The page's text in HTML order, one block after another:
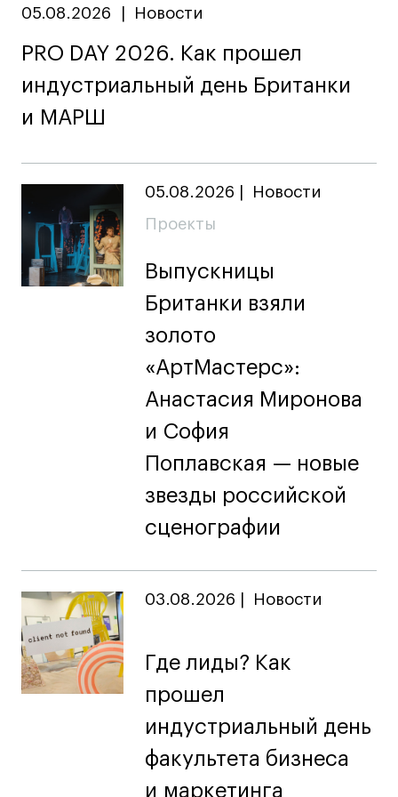
Ресурсы
Партнеры
Связи с индустрией
Контакты
Поступающим
Условия поступления
Стоимость обучения
Иностранным студентам
График учебного года
Вопросы и ответы
Ассоциация выпускников
Участие в выставках
Летние стажировки
Проекты студентов
Работы студентов
«Живые» проекты
Участие в выставках
Britanka New Creatives
05.08.2026 Новости
PRO DAY 2026. Как прошел
индустриальный день Британки
и МАРШ
05.08.2026 Новости
Проекты
Выпускницы
Британки взяли
золото
«АртМастерс»:
Анастасия Миронова
и София
Поплавская — новые
звезды российской
сценографии
03.08.2026 Новости
Где лиды? Как
прошел
индустриальный день
факультета бизнеса
и маркетинга